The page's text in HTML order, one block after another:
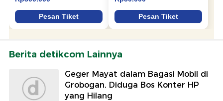
Berita detikcom Lainnya
Geger Mayat dalam Bagasi Mobil di
Grobogan, Diduga Bos Konter HP
yang Hilang